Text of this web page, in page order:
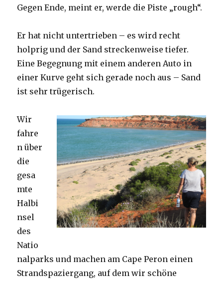
Gegen Ende, meint er, werde die Piste „rough“.
Er hat nicht untertrieben – es wird recht
holprig und der Sand streckenweise tiefer.
Eine Begegnung mit einem anderen Auto in
einer Kurve geht sich gerade noch aus – Sand
ist sehr trügerisch.
Wir
fahre
n über
die
gesa
mte
Halbi
nsel
des
Natio
nalparks und machen am Cape Peron einen
Strandspaziergang, auf dem wir schöne